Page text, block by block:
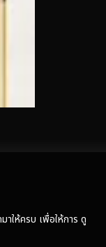
ให้ครบ เพื่อให้การ ดู